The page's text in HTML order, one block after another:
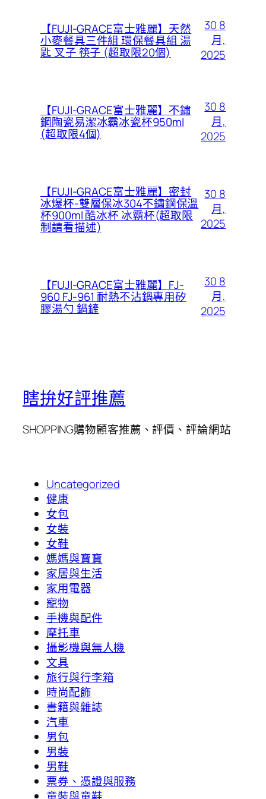
【FUJI-GRACE富士雅麗】天然
小麥餐具三件組 環保餐具組 湯
匙 叉子 筷子 (超取限20個)
30 8
月,
2025
【FUJI-GRACE富士雅麗】不鏽
鋼陶瓷易潔冰霸冰瓷杯950ml
(超取限4個)
30 8
月,
2025
【FUJI-GRACE富士雅麗】密封
冰爆杯-雙層保冰304不鏽鋼保溫
杯900ml 酷冰杯 冰霸杯(超取限
制請看描述)
30 8
月,
2025
【FUJI-GRACE富士雅麗】FJ-
960 FJ-961 耐熱不沾鍋專用矽
膠湯勺 鍋鏟
30 8
月,
2025
瞎拚好評推薦
SHOPPING購物顧客推薦、評價、評論網站
Uncategorized
健康
女包
女裝
女鞋
媽媽與寶寶
家居與生活
家用電器
寵物
手機與配件
摩托車
攝影機與無人機
文具
旅行與行李箱
時尚配飾
書籍與雜誌
汽車
男包
男裝
男鞋
票券、憑證與服務
童裝與童鞋